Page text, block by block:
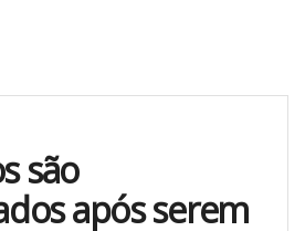
são
após serem